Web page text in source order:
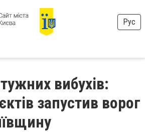
Рус
вибухів:
запустив ворог